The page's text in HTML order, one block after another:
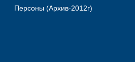
Персоны (Архив-2012г)